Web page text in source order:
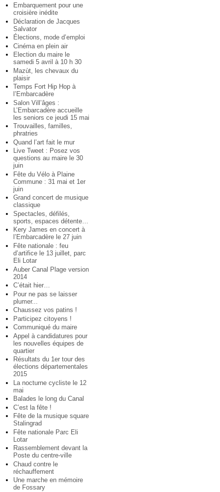
Embarquement pour une
croisière inédite
Déclaration de Jacques
Salvator
Élections, mode d’emploi
Cinéma en plein air
Election du maire le
samedi 5 avril à 10 h 30
Mazùt, les chevaux du
plaisir
Temps Fort Hip Hop à
l’Embarcadère
Salon Vill’âges :
L’Embarcadère accueille
les seniors ce jeudi 15 mai
Trouvailles, familles,
phratries
Quand l’art fait le mur
Live Tweet : Posez vos
questions au maire le 30
juin
Fête du Vélo à Plaine
Commune : 31 mai et 1er
juin
Grand concert de musique
classique
Spectacles, défilés,
sports, espaces détente…
Kery James en concert à
l’Embarcadère le 27 juin
Fête nationale : feu
d’artifice le 13 juillet, parc
Eli Lotar
Auber Canal Plage version
2014
C’était hier…
Pour ne pas se laisser
plumer...
Chaussez vos patins !
Participez citoyens !
Communiqué du maire
Appel à candidatures pour
les nouvelles équipes de
quartier
Résultats du 1er tour des
élections départementales
2015
La nocturne cycliste le 12
mai
Balades le long du Canal
C’est la fête !
Fête de la musique square
Stalingrad
Fête nationale Parc Eli
Lotar
Rassemblement devant la
Poste du centre-ville
Chaud contre le
réchauffement
Une marche en mémoire
de Fossary